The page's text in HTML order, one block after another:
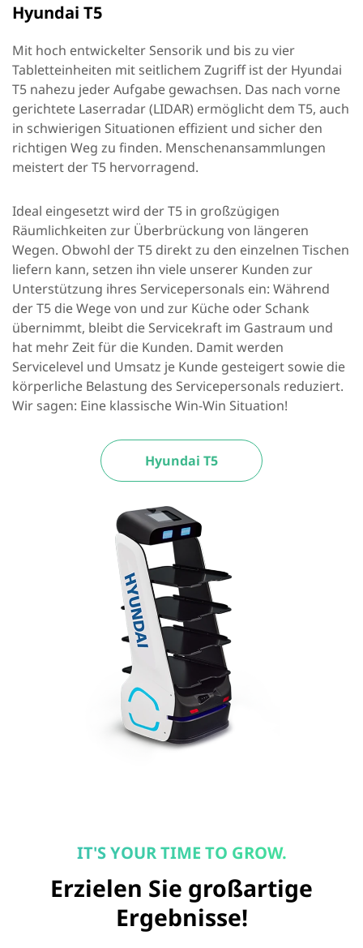
Hyundai T5
Mit hoch entwickelter Sensorik und bis zu vier
Tabletteinheiten mit seitlichem Zugriff ist der Hyundai
T5 nahezu jeder Aufgabe gewachsen. Das nach vorne
gerichtete Laserradar (LIDAR) ermöglicht dem T5, auch
in schwierigen Situationen effizient und sicher den
richtigen Weg zu finden. Menschenansammlungen
meistert der T5 hervorragend.
Ideal eingesetzt wird der T5 in großzügigen
Räumlichkeiten zur Überbrückung von längeren
Wegen. Obwohl der T5 direkt zu den einzelnen Tischen
liefern kann, setzen ihn viele unserer Kunden zur
Unterstützung ihres Servicepersonals ein: Während
der T5 die Wege von und zur Küche oder Schank
übernimmt, bleibt die Servicekraft im Gastraum und
hat mehr Zeit für die Kunden. Damit werden
Servicelevel und Umsatz je Kunde gesteigert sowie die
körperliche Belastung des Servicepersonals reduziert.
Wir sagen: Eine klassische Win-Win Situation!
Hyundai T5
IT'S YOUR TIME TO GROW.
Erzielen Sie großartige
Ergebnisse!